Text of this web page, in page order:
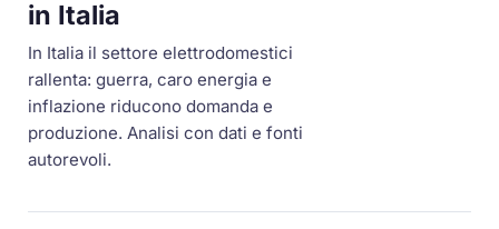
in Italia
In Italia il settore elettrodomestici
rallenta: guerra, caro energia e
inflazione riducono domanda e
produzione. Analisi con dati e fonti
autorevoli.